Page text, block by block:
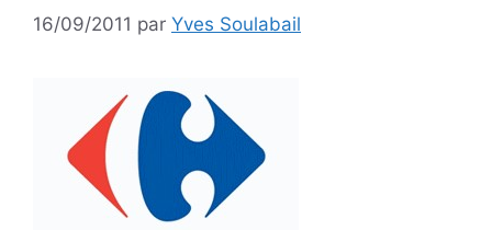
16/09/2011 par Yves Soulabail